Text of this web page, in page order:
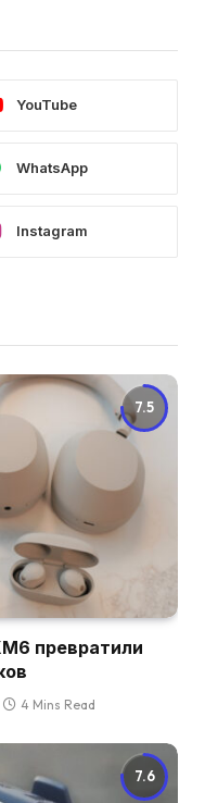
YouTube
WhatsApp
Instagram
7.5
превратили
4 Mins Read
7.6